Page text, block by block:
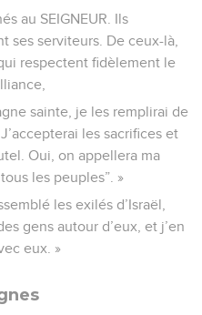
au SEIGNEUR. Ils
ses serviteurs. De ceux-là,
respectent fidèlement le
sainte, je les remplirai de
les sacrifices et
Oui, on appellera ma
les peuples”. »
les exilés d’Israël,
gens autour d’eux, et j’en
eux. »